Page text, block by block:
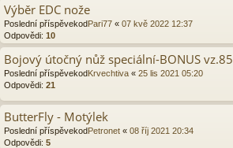
Výběr EDC nože
Poslední příspěvekodPari77 « 07 kvě 2022 12:37
Odpovědi: 10
Bojový útočný nůž speciální-BONUS vz.85
Poslední příspěvekodKrvechtiva « 25 lis 2021 05:20
Odpovědi: 21
ButterFly - Motýlek
Poslední příspěvekodPetronet « 08 říj 2021 20:34
Odpovědi: 5